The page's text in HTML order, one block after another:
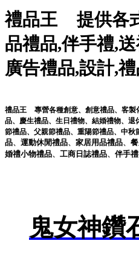
禮品王 提供各
品禮品,伴手禮,
廣告禮品,設計,
禮品王 專營各種創意、 創意禮品、 客製
品、 慶生禮品、 生日禮物、 結婚禮物、 退
節禮品、 父親節禮品、 重陽節禮品、 中秋
品、 運動休閒禮品、 家居用品禮品、
婚禮小物禮品、 工商日誌禮品、 伴手禮
鬼女神鑽